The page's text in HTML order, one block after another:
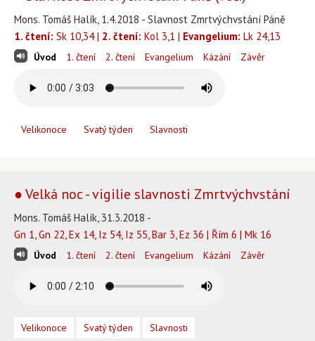
Mons. Tomáš Halík, 1.4.2018 - Slavnost Zmrtvýchvstání Páně
1. čtení: Sk 10,34 | 2. čtení: Kol 3,1 | Evangelium: Lk 24,13
Úvod 1. čtení 2. čtení Evangelium Kázání Závěr
Velikonoce Svatý týden Slavnosti
● Velká noc - vigilie slavnosti Zmrtvýchvstání
Mons. Tomáš Halík, 31.3.2018 -
Gn 1, Gn 22, Ex 14, Iz 54, Iz 55, Bar 3, Ez 36 | Řím 6 | Mk 16
Úvod 1. čtení 2. čtení Evangelium Kázání Závěr
Velikonoce Svatý týden Slavnosti